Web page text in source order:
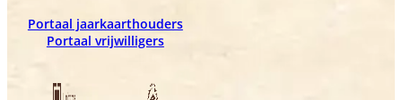
Portaal jaarkaarthouders
Portaal vrijwilligers